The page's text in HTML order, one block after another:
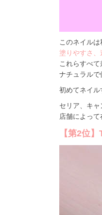
このネイル
塗りやすさ
これらすべ
ナチュラルで
初めてネイ
セリア、キャ
店舗によっ
【第2位